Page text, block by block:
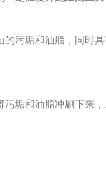
垢和油脂，同时
和油脂冲刷下来